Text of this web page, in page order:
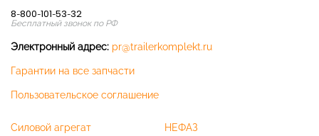
8-800-101-53-32
Бесплатный звонок по РФ
Электронный адрес: pr@trailerkomplekt.ru
Гарантии на все запчасти
Пользовательское соглашение
Силовой агрегат НЕФАЗ